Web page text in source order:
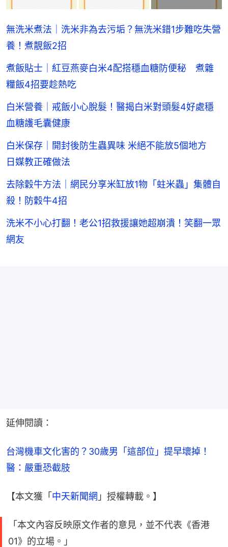
無洗米煮法｜洗米非為去污垢？無洗米錯1步難吃失營
養！煮靚飯2招
煮飯貼士｜紅豆燕麥白米4配搭穩血糖防便秘 煮雜
糧飯4招要趁熱吃
白米營養｜戒飯小心脫髮！醫揭白米對頭髮4好處穩
血糖護毛囊健康
白米保存｜開封後防生蟲異味 米絕不能放5個地方
日媒教正確做法
去除穀牛方法｜網民分享米缸放1物「蛀米蟲」集體自
殺！防穀牛4招
洗米不小心打翻！老公1招救援讓她超崩潰！笑翻一眾
網友
延伸閱讀：
台灣機車文化害的？30歲男「這部位」提早壞掉！
醫：嚴重恐截肢
【本文獲「中天新聞網 」授權轉載。】
「本文內容反映原文作者的意見，並不代表《香港
01》的立場。」